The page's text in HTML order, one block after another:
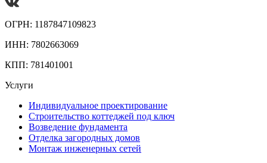
ОГРН: 1187847109823
ИНН: 7802663069
КПП: 781401001
Услуги
Индивидуальное проектирование
Строительство коттеджей под ключ
Возведение фундамента
Отделка загородных домов
Монтаж инженерных сетей